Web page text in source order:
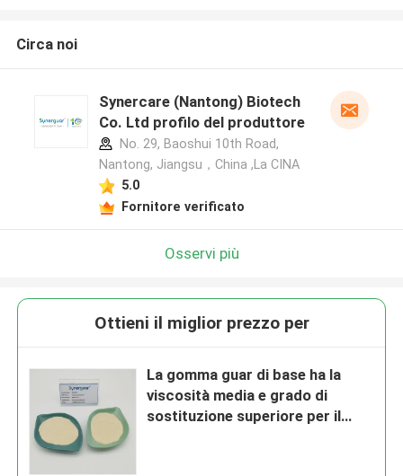
Circa noi
Synercare (Nantong) Biotech
Co. Ltd profilo del produttore
No. 29, Baoshui 10th Road,
Nantong, Jiangsu，China ,La CINA
5.0
Fornitore verificato
Osservi più
Ottieni il miglior prezzo per
La gomma guar di base ha la
viscosità media e grado di
sostituzione superiore per il